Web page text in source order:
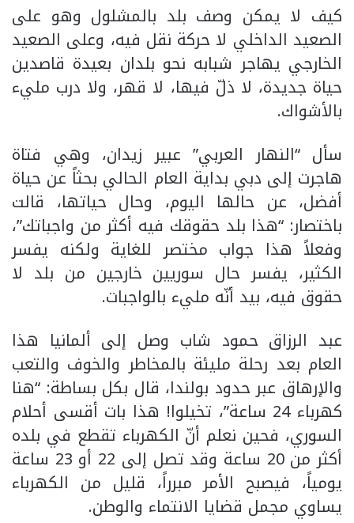
كيف لا يمكن وصف بلد بالمشلول وهو على
الصعيد الداخلي لا حركة نقل فيه، وعلى الصعيد
الخارجي يهاجر شبابه نحو بلدان بعيدة قاصدين
حياة جديدة، لا ذلّ فيها، لا قهر، ولا درب مليء
بالأشواك.
سأل “النهار العربي” عبير زيدان، وهي فتاة
هاجرت إلى دبي بداية العام الحالي بحثاً عن حياة
أفضل، عن حالها اليوم، وحال حياتها، قالت
باختصار: “هذا بلد حقوقك فيه أكثر من واجباتك”،
وفعلاً هذا جواب مختصر للغاية ولكنه يفسر
الكثير، يفسر حال سوريين خارجين من بلد لا
حقوق فيه، بيد أنّه مليء بالواجبات.
عبد الرزاق حمود شاب وصل إلى ألمانيا هذا
العام بعد رحلة مليئة بالمخاطر والخوف والتعب
والإرهاق عبر حدود بولندا، قال بكل بساطة: “هنا
كهرباء 24 ساعة”، تخيلوا! هذا بات أقسى أحلام
السوري، فحين نعلم أنّ الكهرباء تقطع في بلده
أكثر من 20 ساعة وقد تصل إلى 22 أو 23 ساعة
يومياً، فيصبح الأمر مبرراً، قليل من الكهرباء
يساوي مجمل قضايا الانتماء والوطن.